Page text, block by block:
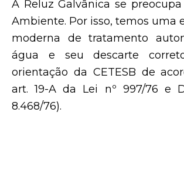
A Reluz Galvânica se
Ambiente. Por isso, temos uma
moderna de tratamento
água e seu descarte
orientação da CETESB de
art. 19-A da Lei nº 997/76 e
8.468/76).